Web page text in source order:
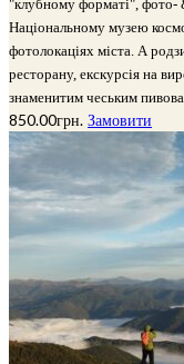
"клубному форматі", фото-
Національному музею
фотолокаціях міста. А
ресторану, екскурсія на
знаменитим чеським
850.00грн. Замовити